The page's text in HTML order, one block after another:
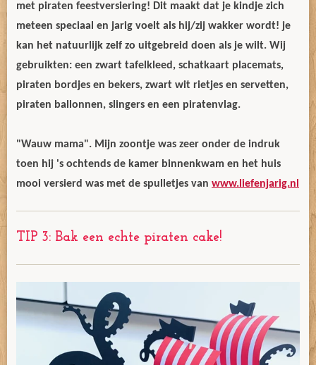
met piraten feestversiering! Dit maakt dat je kindje zich
meteen speciaal en jarig voelt als hij/zij wakker wordt! je
kan het natuurlijk zelf zo uitgebreid doen als je wilt. Wij
gebruikten: een zwart tafelkleed, schatkaart placemats,
piraten bordjes en bekers, zwart wit rietjes en servetten,
piraten ballonnen, slingers en een piratenvlag.
"Wauw mama". Mijn zoontje was zeer onder de indruk
toen hij 's ochtends de kamer binnenkwam en het huis
mooi versierd was met de spulletjes van www.liefenjarig.nl
TIP 3: Bak een echte piraten cake!